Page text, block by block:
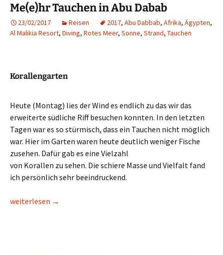
Me(e)hr Tauchen in Abu Dabab
23/02/2017 Reisen 2017, Abu Dabbab, Afrika, Ägypten,
Al Malikia Resort, Diving, Rotes Meer, Sonne, Strand, Tauchen
Korallengarten
Heute (Montag) lies der Wind es endlich zu das wir das
erweiterte südliche Riff besuchen konnten. In den letzten
Tagen war es so stürmisch, dass ein Tauchen nicht möglich
war. Hier im Garten waren heute deutlich weniger Fische
zusehen. Dafür gab es eine Vielzahl
von Korallen zu sehen. Die schiere Masse und Vielfalt fand
ich persönlich sehr beeindruckend.
Me(e)hr Tauchen in Abu Dabab
weiterlesen →